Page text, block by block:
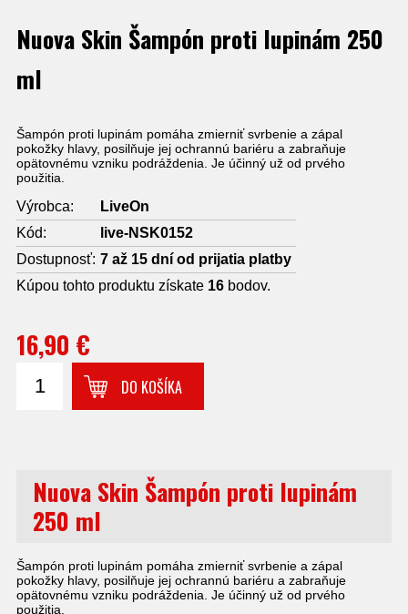
Nuova Skin Šampón proti lupinám 250
ml
Šampón proti lupinám pomáha zmierniť svrbenie a zápal
pokožky hlavy, posilňuje jej ochrannú bariéru a zabraňuje
opätovnému vzniku podráždenia. Je účinný už od prvého
použitia.
Výrobca:
LiveOn
Kód:
live-NSK0152
Dostupnosť: 7 až 15 dní od prijatia platby
Kúpou tohto produktu získate 16 bodov.
16,90 €
DO KOŠÍKA
Nuova Skin Šampón proti lupinám
250 ml
Šampón proti lupinám pomáha zmierniť svrbenie a zápal
pokožky hlavy, posilňuje jej ochrannú bariéru a zabraňuje
opätovnému vzniku podráždenia. Je účinný už od prvého
použitia.